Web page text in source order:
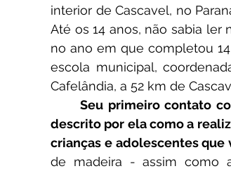
interior de Cascavel, no
Até os 14 anos, não sabia ler
no ano em que completou
escola municipal,
Cafelândia, a 52 km de
Seu primeiro contato
descrito por ela como a
crianças e adolescentes que
de madeira - assim como